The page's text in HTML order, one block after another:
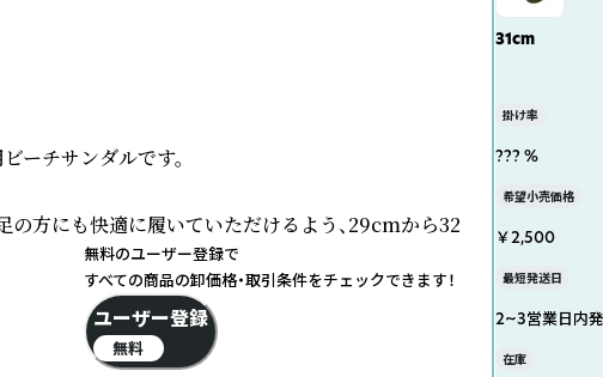
ーチサンダルです。
方にも快適に履いていただけるよう、29cmから32
31cm
掛け率
??? %
希望小売価格
￥2,500
最短発送日
2~3営業日内
在庫
無料のユーザー登録で
すべての商品の卸価格・取引条件をチェックできます！
ユーザー登録
無料